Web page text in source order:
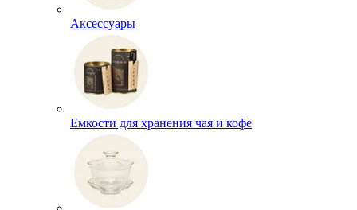
Аксессуары
Емкости для хранения чая и кофе